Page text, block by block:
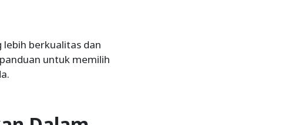
lebih berkualitas dan
untuk memilih